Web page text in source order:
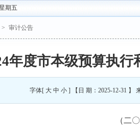
期五
> 审计公告
年度市本级预算执
字体[ 大 中 小] 【日 期：2025-12-31
（二